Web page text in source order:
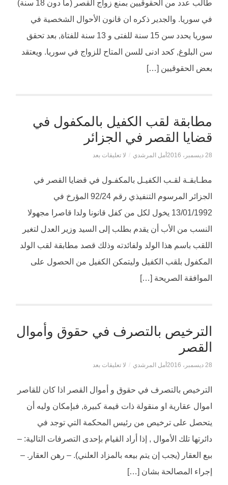
طالب عدد من الحقوقيين بمنع زواج القصر (ما دون 18 سنة)
في سوريا. والجدير ذكره ان قانون الأحوال الشخصية في
سوريا يحدد سن 15 سنة للفتى و 13 سنة للفتاة, بعد تحقق
سن البلوغ, كحد ادنى للسن المتاح للزواج في سوريا. ويعتقد
بعض الحقوقيين […]
مطابقة لقب الكفيل بالمكفول في
قضايا القصر في الجزائر
28 ديسمبر، 2016 أمل المرشدي / لا تعليقات بعد
مطـابقـة لقـب الكفيـل بالمكفـول في قضايا القصر في
الجزائر المرسوم التنفيذي رقم 92/24 المؤرخ في
13/01/1992 يخول لكل من كفل قانونا ولدا قاصرا مجهولا
النسب من الأب أن يقدم بطلب إلى السيد وزير العدل لتغير
اللقب باسم هذا الولد ولفائدته وذلك قصد مطابقة لقب الولد
المكفول بلقب الكفيل وليتمكن الكفيل من الحصول على
الموافقة الصريحة […]
الترخيص بالتصرف في حقوق وأموال
القصر
28 ديسمبر، 2016 أمل المرشدي / لا تعليقات بعد
الترخيص بالتصرف في حقوق و أموال القصر اذا كان للقاصر
اموال عقارية او منقولة ذات قيمة كبيرة, فبإمكان وليه أن
يتحصل على ترخيص من رئيس المحكمة التي توجد في
دائرتها تلك الأموال , إذا أراد القيام بإحدى التصرفات التالية: –
بيع العقار (يجب إن يتم بيعه بالمزاد العلني). – رهن العقار. –
إجراء المصالحة بشان […]